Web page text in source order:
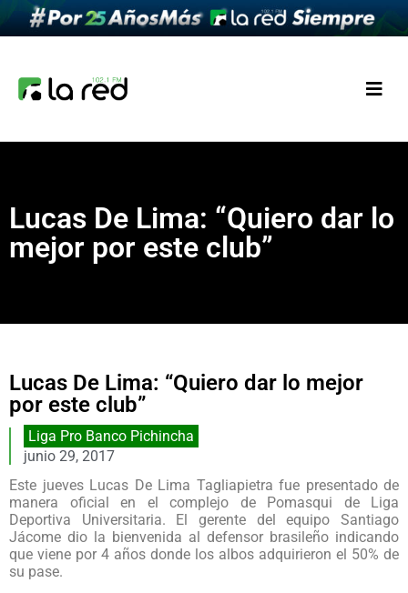
Lucas De Lima: “Quiero dar lo
mejor por este club”
Lucas De Lima: “Quiero dar lo mejor
por este club”
Liga Pro Banco Pichincha
junio 29, 2017
Este jueves Lucas De Lima Tagliapietra fue presentado de
manera oficial en el complejo de Pomasqui de Liga
Deportiva Universitaria. El gerente del equipo Santiago
Jácome dio la bienvenida al defensor brasileño indicando
que viene por 4 años donde los albos adquirieron el 50% de
su pase.